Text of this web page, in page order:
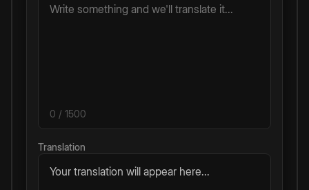
0 / 1500
Translation
Your translation will appear here...